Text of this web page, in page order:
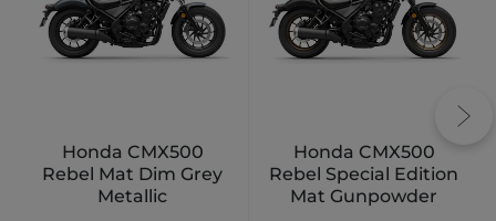
Honda CMX500
Rebel Mat Dim Grey
Metallic
Honda CMX500
Rebel Special Edition
Mat Gunpowder